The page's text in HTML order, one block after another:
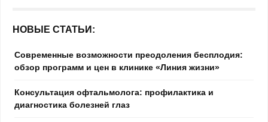
НОВЫЕ СТАТЬИ:
Современные возможности преодоления бесплодия:
обзор программ и цен в клинике «Линия жизни»
Консультация офтальмолога: профилактика и
диагностика болезней глаз